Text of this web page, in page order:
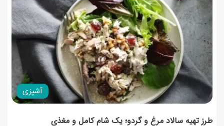
آشپزی
طرز تهیه سالاد مرغ و گردو؛ یک شام کامل و مغذی